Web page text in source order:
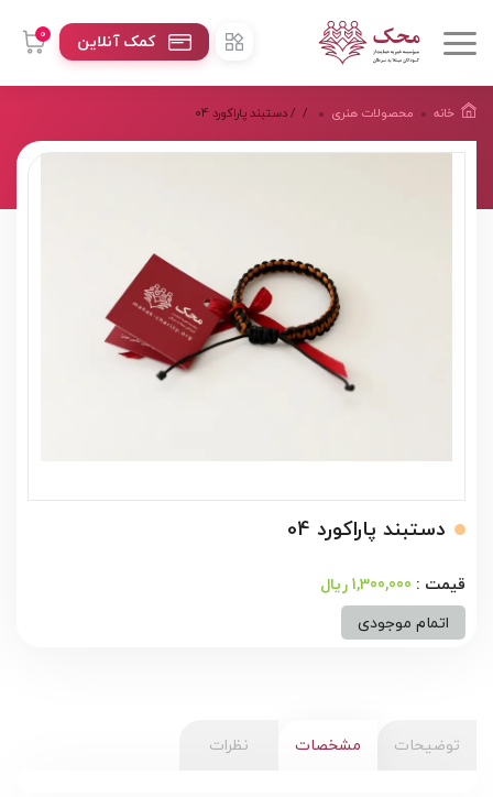
0 کمک آنلاین
خانه / محصولات هنرى / دستبند پاراکورد 04
دستبند پاراکورد 04
1,300,000 ریال
اتمام موجودی
توضیحات مشخصات نظرات